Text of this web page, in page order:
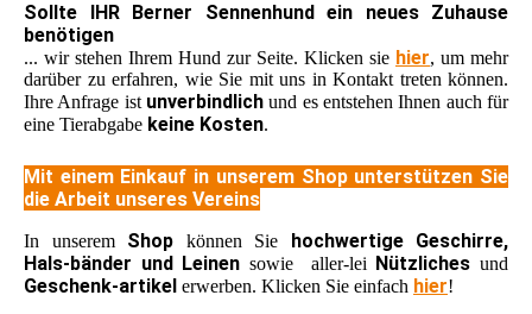
Sollte IHR Berner Sennenhund ein neues Zuhause
benötigen
... wir stehen Ihrem Hund zur Seite. Klicken sie hier, um mehr
darüber zu erfahren, wie Sie mit uns in Kontakt treten können.
Ihre Anfrage ist unverbindlich und es entstehen Ihnen auch für
eine Tierabgabe keine Kosten.
Mit einem Einkauf in unserem Shop unterstützen Sie
die Arbeit unseres Vereins
In unserem Shop können Sie
hochwertige Geschirre,
Hals-bänder und Leinen sowie aller-lei Nützliches und
Geschenk-artikel erwerben. Klicken Sie einfach hier!